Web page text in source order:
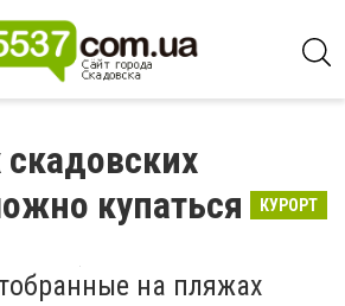
купаться
КУРОРТ
на пляжах